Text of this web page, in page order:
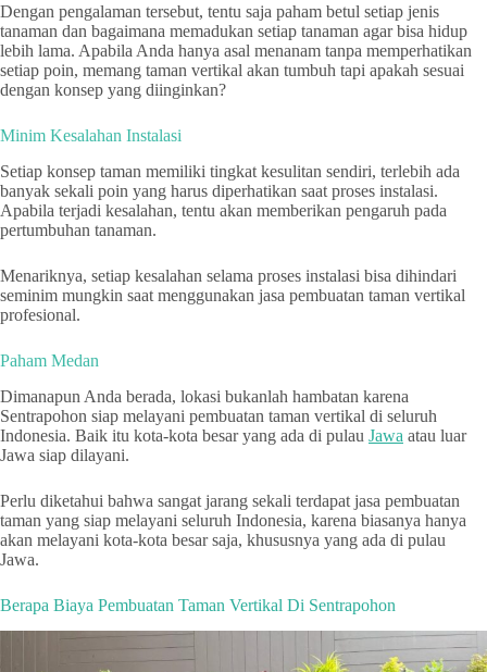
Dengan pengalaman tersebut, tentu saja paham betul setiap jenis
tanaman dan bagaimana memadukan setiap tanaman agar bisa hidup
lebih lama. Apabila Anda hanya asal menanam tanpa memperhatikan
setiap poin, memang taman vertikal akan tumbuh tapi apakah sesuai
dengan konsep yang diinginkan?
Minim Kesalahan Instalasi
Setiap konsep taman memiliki tingkat kesulitan sendiri, terlebih ada
banyak sekali poin yang harus diperhatikan saat proses instalasi.
Apabila terjadi kesalahan, tentu akan memberikan pengaruh pada
pertumbuhan tanaman.
Menariknya, setiap kesalahan selama proses instalasi bisa dihindari
seminim mungkin saat menggunakan jasa pembuatan taman vertikal
profesional.
Paham Medan
Dimanapun Anda berada, lokasi bukanlah hambatan karena
Sentrapohon siap melayani pembuatan taman vertikal di seluruh
Indonesia. Baik itu kota-kota besar yang ada di pulau Jawa atau luar
Jawa siap dilayani.
Perlu diketahui bahwa sangat jarang sekali terdapat jasa pembuatan
taman yang siap melayani seluruh Indonesia, karena biasanya hanya
akan melayani kota-kota besar saja, khususnya yang ada di pulau
Jawa.
Berapa Biaya Pembuatan Taman Vertikal Di Sentrapohon